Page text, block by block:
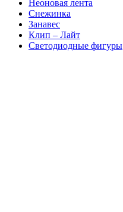
Неоновая лента
Снежинка
Занавес
Клип – Лайт
Светодиодные фигуры